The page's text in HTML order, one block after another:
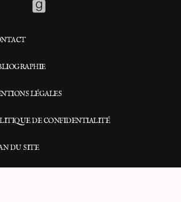
LÉGALES
DE CONFIDENTIALITÉ
DU SITE